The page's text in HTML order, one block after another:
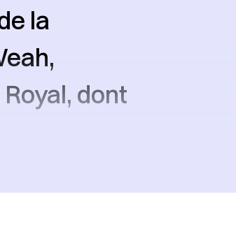
la
dont